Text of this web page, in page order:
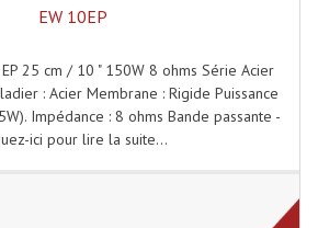
Retours De Scène
De Basse Amplifié
Caissons De Basses
EW 10EP
25 cm / 10 " 150W 8 ohms Série Acier
: Acier Membrane : Rigide Puissance
Impédance : 8 ohms Bande passante -
ici pour lire la suite...